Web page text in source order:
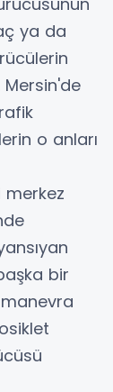
ya da
Mersin'de
o anları
merkez
bir